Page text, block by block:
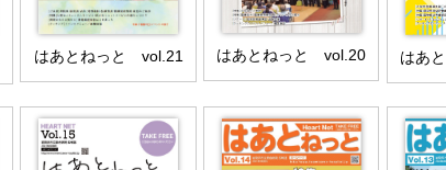
はあとねっと vol.21 はあとねっと vol.20 はあ